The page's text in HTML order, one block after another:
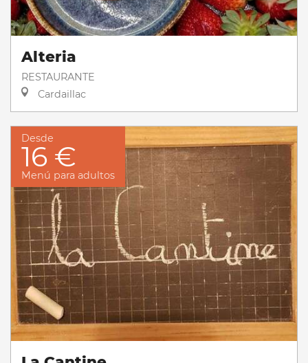
Alteria
RESTAURANTE
Cardaillac
Desde
16 €
Menú para adultos